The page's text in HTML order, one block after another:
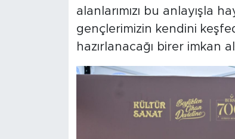
alanlarımızı bu anlayışla
gençlerimizin kendini
hazırlanacağı birer imkan